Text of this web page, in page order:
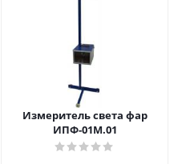
Измеритель света фар
ИПФ-01М.01